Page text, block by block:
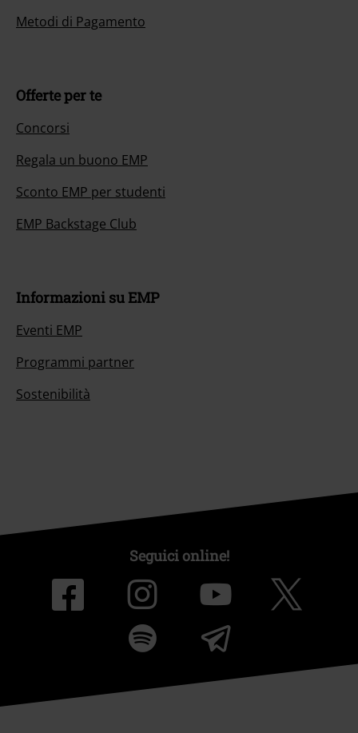
Metodi di Pagamento
Offerte per te
Concorsi
Regala un buono EMP
Sconto EMP per studenti
EMP Backstage Club
Informazioni su EMP
Eventi EMP
Programmi partner
Sostenibilità
Seguici online!